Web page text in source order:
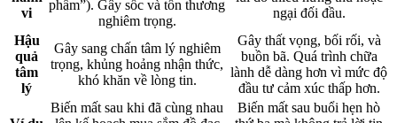
vi
phẩm”). Gây sốc và tổn thương
nghiêm trọng.
ngại đối đầu.
Hậu
quả
tâm
lý
Gây sang chấn tâm lý nghiêm
trọng, khủng hoảng nhận thức,
khó khăn về lòng tin.
Gây thất vọng, bối rối, và
buồn bã. Quá trình chữa
lành dễ dàng hơn vì mức độ
đầu tư cảm xúc thấp hơn.
Biến mất sau khi đã cùng nhau
Biến mất sau buổi hẹn hò